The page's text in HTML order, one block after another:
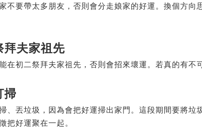
不要帶太多朋友，否則會分走娘家的好運。換個方
拜夫家祖先
在初二祭拜夫家祖先，否則會招來壞運。若真的有不
掃
、丟垃圾，因為會把好運掃出家門。這段期間要將
把好運聚在一起。